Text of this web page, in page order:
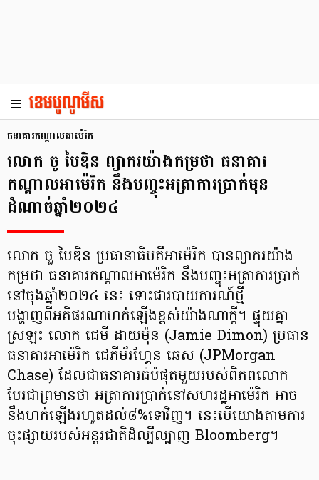
ធនាគារកណ្ដាលអាម៉េរិក
លោក ចូ បៃឌិន ព្យាករយ៉ាងកម្រថា ធនាគារ
កណ្ដាលអាម៉េរិក នឹងបញ្ចុះអត្រាការប្រាក់មុន
ដំណាច់ឆ្នាំ២០២៤
លោក ចួ បៃឌិន ប្រធានាធិបតីអាម៉េរិក បានព្យាករយ៉ាង
កម្រថា ធនាគារកណ្ដាលអាម៉េរិក នឹងបញ្ចុះអត្រាការប្រាក់
នៅចុងឆ្នាំ២០២៤ នេះ ទោះជារបាយការណ៍ថ្មី
បង្ហាញពីអតិផរណាហក់ឡើងខ្ពស់យ៉ាងណាក្ដី។ ផ្ទុយគ្នា
ស្រឡះ លោក ជេមី ដាយម៉ុន (Jamie Dimon) ប្រធាន
ធនាគារអាម៉េរិក ជេភីម័រហ្គែន ឆេស (JPMorgan
Chase) ដែលជាធនាគារធំបំផុតមួយរបស់ពិភពលោក
បែរជាព្រមានថា អត្រាការប្រាក់នៅសហរដ្ឋអាម៉េរិក អាច
នឹងហក់ឡើងរហូតដល់៨%ទៅវិញ។ នេះបើយោងតាមការ
ចុះផ្សាយរបស់អន្តរជាតិដ៏ល្បីល្បាញ Bloomberg។